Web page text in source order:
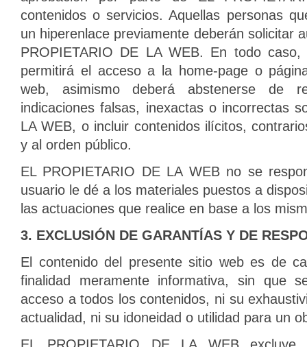
contenidos o servicios. Aquellas personas
un hiperenlace previamente deberán solicitar
PROPIETARIO DE LA WEB. En todo caso,
permitirá el acceso a la home-page o
web, asimismo deberá abstenerse de
indicaciones falsas, inexactas o incorrectas
LA WEB, o incluir contenidos ilícitos,
y al orden público.
EL PROPIETARIO DE LA WEB no se
usuario le dé a los materiales puestos a
las actuaciones que realice en base a los
3. EXCLUSIÓN DE GARANTÍAS Y DE
El contenido del presente sitio web es de
finalidad meramente informativa, sin que
acceso a todos los contenidos, ni su
actualidad, ni su idoneidad o utilidad para un
EL PROPIETARIO DE LA WEB